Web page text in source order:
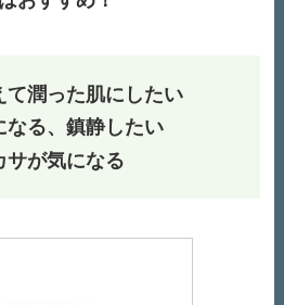
て潤った肌にしたい
なる、鎮静したい
サが気になる